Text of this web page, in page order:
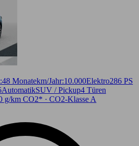
48 Monatekm/Jahr:10.000Elektro286 PS
AutomatikSUV / Pickup4 Türen
g/km CO2* · CO2-Klasse A